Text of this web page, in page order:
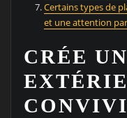
Certains types de
et une attention
CRÉE